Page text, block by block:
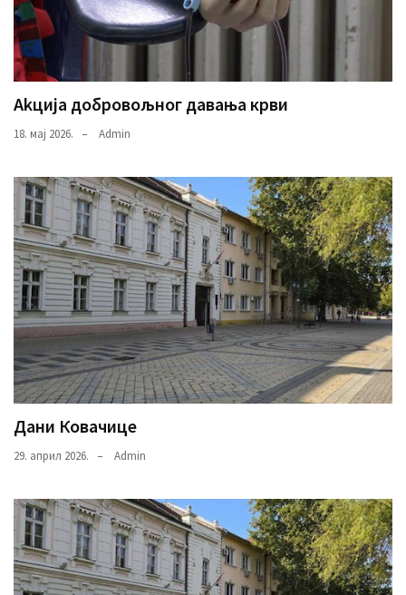
Аkција добровољног давања крви
18. мај 2026. Admin
Дани Ковачице
29. април 2026. Admin